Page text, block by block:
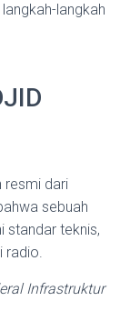
langkah
resmi dari
sebuah
standar teknis,
radio.
Infrastruktur